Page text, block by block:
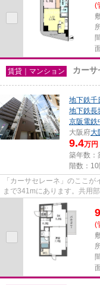
(
賃貸｜マンション カーサ
地下鉄千
地下鉄長
京阪電鉄
大阪府大
9.4万円
築年数：
階数：10
「カーサセレーネ」のここ
まで341mにあります。共用
ておりとても充実しています。
(